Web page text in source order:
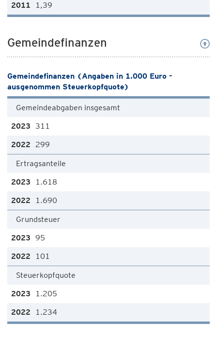
1,39
Gemeindefinanzen
Gemeindefinanzen (Angaben in 1.000 Euro -
ausgenommen Steuerkopfquote)
Gemeindeabgaben insgesamt
311
299
Ertragsanteile
1.618
1.690
Grundsteuer
95
101
Steuerkopfquote
1.205
1.234